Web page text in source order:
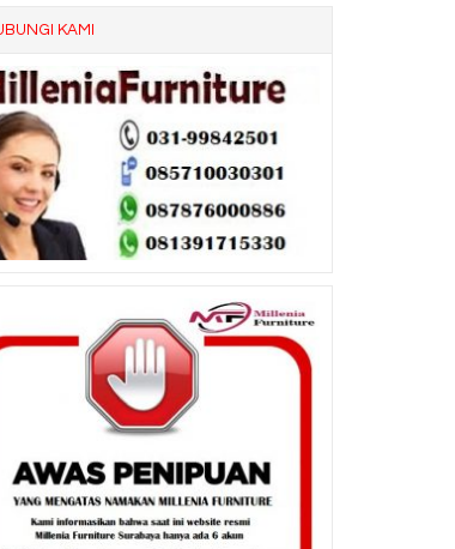
KAMI